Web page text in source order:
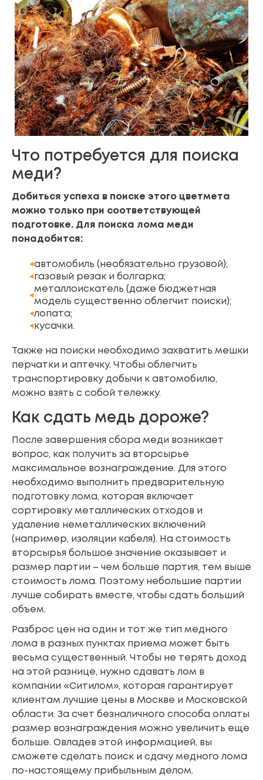
Что потребуется для поиска
меди?
Добиться успеха в поиске этого цветмета
можно только при соответствующей
подготовке. Для поиска лома меди
понадобится:
автомобиль (необязательно грузовой);
газовый резак и болгарка;
металлоискатель (даже бюджетная
модель существенно облегчит поиски);
лопата;
кусачки.
Также на поиски необходимо захватить мешки
перчатки и аптечку. Чтобы облегчить
транспортировку добычи к автомобилю,
можно взять с собой тележку.
Как сдать медь дороже?
После завершения сбора меди возникает
вопрос, как получить за вторсырье
максимальное вознаграждение. Для этого
необходимо выполнить предварительную
подготовку лома, которая включает
сортировку металлических отходов и
удаление неметаллических включений
(например, изоляции кабеля). На стоимость
вторсырья большое значение оказывает и
размер партии – чем больше партия, тем выше
стоимость лома. Поэтому небольшие партии
лучше собирать вместе, чтобы сдать больший
объем.
Разброс цен на один и тот же тип медного
лома в разных пунктах приема может быть
весьма существенный. Чтобы не терять доход
на этой разнице, нужно сдавать лом в
компании «Ситилом», которая гарантирует
клиентам лучшие цены в Москве и Московской
области. За счет безналичного способа оплаты
размер вознаграждения можно увеличить еще
больше. Овладев этой информацией, вы
сможете сделать поиск и сдачу медного лома
по-настоящему прибыльным делом.